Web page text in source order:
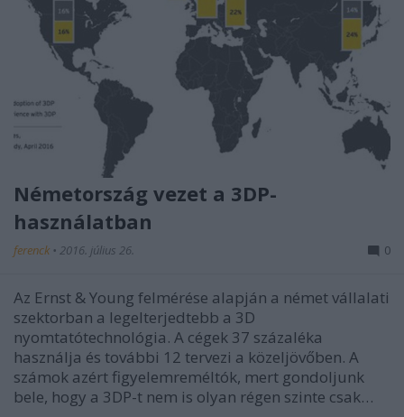
Németország vezet a 3DP-
használatban
ferenck • 2016. július 26. 0
Az Ernst & Young felmérése alapján a német vállalati
szektorban a legelterjedtebb a 3D
nyomtatótechnológia. A cégek 37 százaléka
használja és további 12 tervezi a közeljövőben. A
számok azért figyelemreméltók, mert gondoljunk
bele, hogy a 3DP-t nem is olyan régen szinte csak…